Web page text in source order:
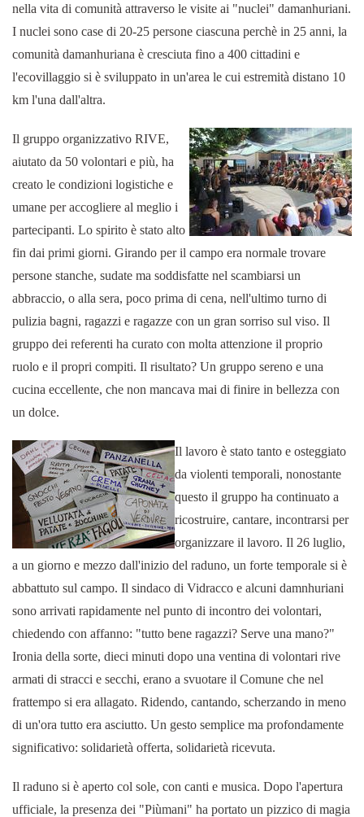
nella vita di comunità attraverso le visite ai "nuclei" damanhuriani.
I nuclei sono case di 20-25 persone ciascuna perchè in 25 anni, la
comunità damanhuriana è cresciuta fino a 400 cittadini e
l'ecovillaggio si è sviluppato in un'area le cui estremità distano 10
km l'una dall'altra.
Il gruppo organizzativo RIVE,
aiutato da 50 volontari e più, ha
creato le condizioni logistiche e
umane per accogliere al meglio i
partecipanti. Lo spirito è stato alto
fin dai primi giorni. Girando per il campo era normale trovare
persone stanche, sudate ma soddisfatte nel scambiarsi un
abbraccio, o alla sera, poco prima di cena, nell'ultimo turno di
pulizia bagni, ragazzi e ragazze con un gran sorriso sul viso. Il
gruppo dei referenti ha curato con molta attenzione il proprio
ruolo e il propri compiti. Il risultato? Un gruppo sereno e una
cucina eccellente, che non mancava mai di finire in bellezza con
un dolce.
Il lavoro è stato tanto e osteggiato
da violenti temporali, nonostante
questo il gruppo ha continuato a
ricostruire, cantare, incontrarsi per
organizzare il lavoro. Il 26 luglio,
a un giorno e mezzo dall'inizio del raduno, un forte temporale si è
abbattuto sul campo. Il sindaco di Vidracco e alcuni damnhuriani
sono arrivati rapidamente nel punto di incontro dei volontari,
chiedendo con affanno: "tutto bene ragazzi? Serve una mano?"
Ironia della sorte, dieci minuti dopo una ventina di volontari rive
armati di stracci e secchi, erano a svuotare il Comune che nel
frattempo si era allagato. Ridendo, cantando, scherzando in meno
di un'ora tutto era asciutto. Un gesto semplice ma profondamente
significativo: solidarietà offerta, solidarietà ricevuta.
Il raduno si è aperto col sole, con canti e musica. Dopo l'apertura
ufficiale, la presenza dei "Piùmani" ha portato un pizzico di magia